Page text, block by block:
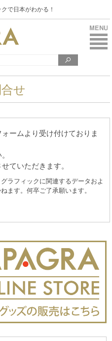
で日本がわかる！
せ
ームより受け付けておりま
ていただきます。
ラフィックに関連するデータおよ
ます。何卒ご了承願います。